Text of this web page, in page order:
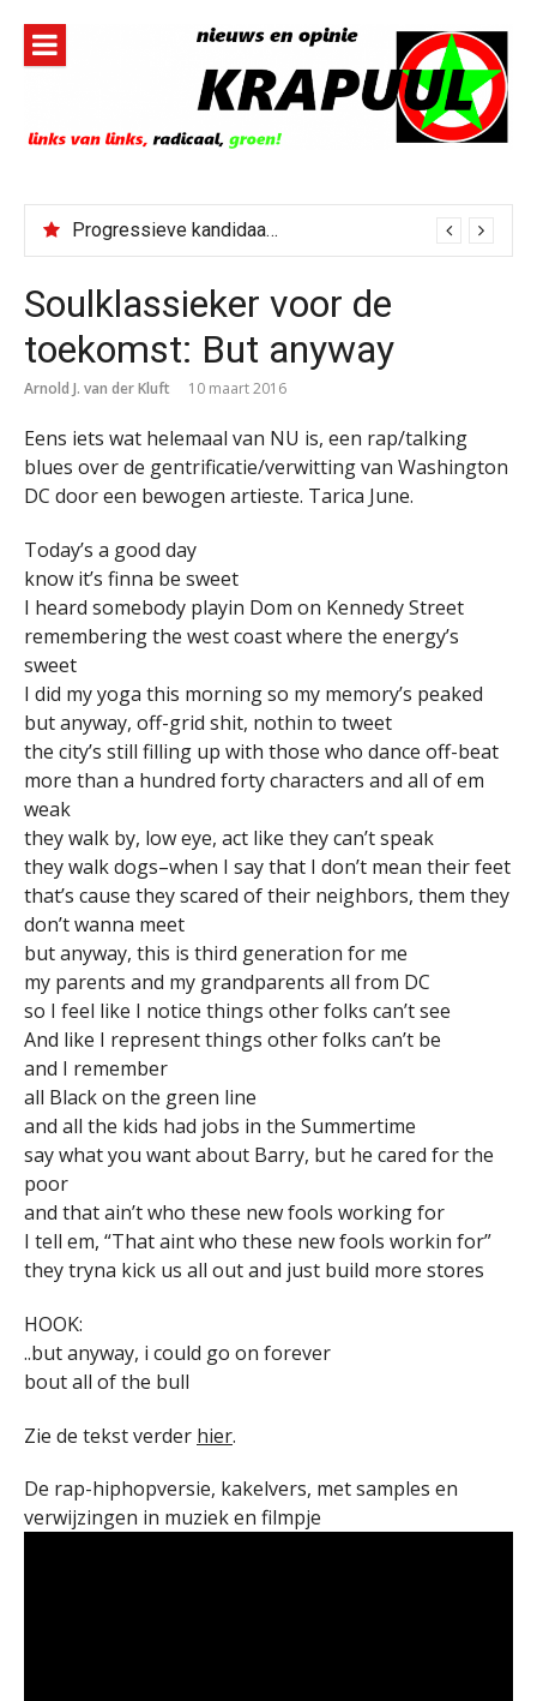
inhoud
Progressieve kandidaat El-Sayed senaatskandidaat Michigan
Bestorming Ceuta gevolg van op sociale media verspreide hoax?
Soulklassieker voor de
toekomst: But anyway
Arnold J. van der Kluft 10 maart 2016
Eens iets wat helemaal van NU is, een rap/talking
blues over de gentrificatie/verwitting van Washington
DC door een bewogen artieste. Tarica June.
Today’s a good day
know it’s finna be sweet
I heard somebody playin Dom on Kennedy Street
remembering the west coast where the energy’s
sweet
I did my yoga this morning so my memory’s peaked
but anyway, off-grid shit, nothin to tweet
the city’s still filling up with those who dance off-beat
more than a hundred forty characters and all of em
weak
they walk by, low eye, act like they can’t speak
they walk dogs–when I say that I don’t mean their feet
that’s cause they scared of their neighbors, them they
don’t wanna meet
but anyway, this is third generation for me
my parents and my grandparents all from DC
so I feel like I notice things other folks can’t see
And like I represent things other folks can’t be
and I remember
all Black on the green line
and all the kids had jobs in the Summertime
say what you want about Barry, but he cared for the
poor
and that ain’t who these new fools working for
I tell em, “That aint who these new fools workin for”
they tryna kick us all out and just build more stores
HOOK:
..but anyway, i could go on forever
bout all of the bull
Zie de tekst verder hier.
De rap-hiphopversie, kakelvers, met samples en
verwijzingen in muziek en filmpje